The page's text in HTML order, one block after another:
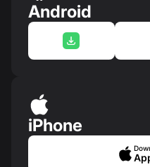
Android
iPhone